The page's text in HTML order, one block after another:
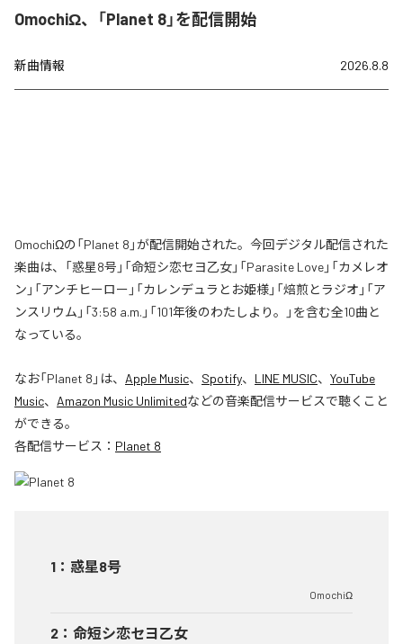
OmochiΩ、「Planet 8」を配信開始
新曲情報 2026.8.8
OmochiΩの「Planet 8」が配信開始された。今回デジタル配信された
楽曲は、「惑星8号」「命短シ恋セヨ乙女」「Parasite Love」「カメレオ
ン」「アンチヒーロー」「カレンデュラとお姫様」「焙煎とラジオ」「ア
ンスリウム」「3:58 a.m.」「101年後のわたしより。」を含む全10曲と
なっている。
なお「Planet 8 」は、 Apple Music、 Spotify、 LINE MUSIC、 YouTube
Music、 Amazon Music Unlimitedなどの音楽配信サービスで聴くこと
ができる。
各配信サービス： Planet 8
1 ： 惑星8号
OmochiΩ
2 ： 命短シ恋セヨ乙女